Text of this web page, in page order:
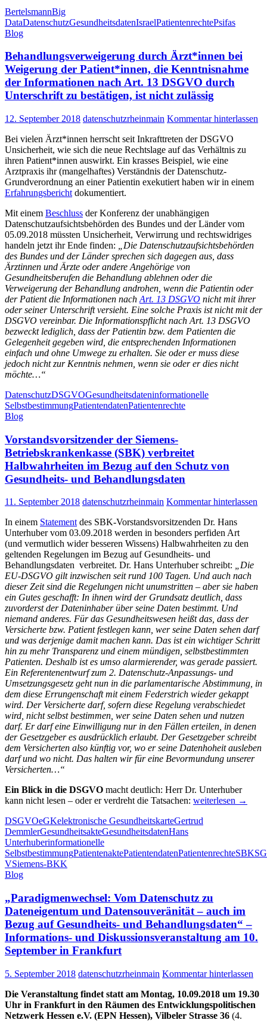
Gesundheitswesen:
ein
Vorbild
sein?
Bertelsmann
sagt
BertelsmannBig
DataDatenschutzGesundheitsdatenIsraelPatientenrechtePsifas
Blog
Behandlungsverweigerung durch Ärzt*innen bei
Weigerung der Patient*innen, die Kenntnisnahme
der Informationen nach Art. 13 DSGVO durch
Unterschrift zu bestätigen, ist nicht zulässig
12. September 2018 datenschutzrheinmain Kommentar hinterlassen
Bei vielen Ärzt*innen herrscht seit Inkrafttreten der DSGVO
Unsicherheit, wie sich die neue Rechtslage auf das Verhältnis zu
ihren Patient*innen auswirkt. Ein krasses Beispiel, wie eine
Arztpraxis ihr (mangelhaftes) Verständnis der Datenschutz-
Grundverordnung an einer Patientin exekutiert haben wir in einem
Erfahrungsbericht dokumentiert.
Mit einem Beschluss der Konferenz der unabhängigen
Datenschutzaufsichtsbehörden des Bundes und der Länder vom
05.09.2018 müssten Unsicherheit, Verwirrung und rechtswidriges
handeln jetzt ihr Ende finden:
„Die Datenschutzaufsichtsbehörden
des Bundes und der Länder sprechen sich dagegen aus, dass
Ärztinnen und Ärzte oder andere Angehörige von
Gesundheitsberufen die Behandlung ablehnen oder die
Verweigerung der Behandlung androhen, wenn die Patientin oder
der Patient die Informationen nach Art. 13 DSGVO nicht mit ihrer
oder seiner Unterschrift versieht. Eine solche Praxis ist nicht mit der
DSGVO vereinbar. Die Informationspflicht nach Art. 13 DSGVO
bezweckt lediglich, dass der Patientin bzw. dem Patienten die
Gelegenheit gegeben wird, die entsprechenden Informationen
einfach und ohne Umwege zu erhalten. Sie oder er muss diese
jedoch nicht zur Kenntnis nehmen, wenn sie oder er dies nicht
möchte…“
DatenschutzDSGVOGesundheitsdateninformationelle
SelbstbestimmungPatientendatenPatientenrechte
Blog
Vorstandsvorsitzender der Siemens-
Betriebskrankenkasse (SBK) verbreitet
Halbwahrheiten im Bezug auf den Schutz von
Gesundheits- und Behandlungsdaten
11. September 2018 datenschutzrheinmain Kommentar hinterlassen
In einem Statementdes SBK-Vorstandsvorsitzenden Dr. Hans
Unterhuber vom 03.09.2018 werden in besonders perfiden Art
(und vermutlich wider besseren Wissens) Halbwahrheiten zu den
geltenden Regelungen im Bezug auf Gesundheits- und
Behandlungsdaten verbreitet. Dr. Hans Unterhuber schreibt: „Die
EU-DSGVO gilt inzwischen seit rund 100 Tagen. Und auch nach
dieser Zeit sind die Regelungen nicht unumstritten – aber sie haben
ein Gutes geschafft: In ihnen wird der Grundsatz deutlich, dass
zuvorderst der Dateninhaber über seine Daten bestimmt. Und
niemand anderes. Für das Gesundheitswesen heißt das, dass der
Versicherte bzw. Patient festlegen kann, wer seine Daten sehen darf
und was derjenige damit machen kann. Das ist ein wichtiger Schritt
hin zu mehr Transparenz und einem mündigen, selbstbestimmten
Patienten. Deshalb ist es umso alarmierender, was gerade passiert.
Ein Referentenentwurf zum 2. Datenschutz-Anpassungs- und
Umsetzungsgesetz geht nun in die parlamentarische Abstimmung, in
dem diese Errungenschaft mit einem Federstrich wieder gekappt
wird. Der Versicherte darf, sofern diese Regelung verabschiedet
wird, nicht selbst bestimmen, wer seine Daten sehen und nutzen
darf. Er darf eine Einwilligung nur in den Fällen erteilen, in denen
der Gesetzgeber es ausdrücklich erlaubt. Der Gesetzgeber schreibt
dem Versicherten also künftig vor, wo er seine Datenhoheit ausleben
darf und wo nicht. Das halten wir für eine Bevormundung unserer
Versicherten…“
Ein Blick in die DSGVO macht deutlich: Herr Dr. Unterhuber
kann nicht lesen – oder er verdreht die Tatsachen:
Siemens-
verbreitet
auf
den
Schutz
von
Gesundheits-
weiterlesen →
DSGVOeGKelektronische GesundheitskarteGertrud
DemmlerGesundheitsakteGesundheitsdatenHans
Unterhuberinformationelle
SelbstbestimmungPatientenaktePatientendatenPatientenrechteSBK
VSiemens-BKK
Blog
„Paradigmenwechsel: Vom Datenschutz zu
Dateneigentum und Datensouveränität – auch im
Bezug auf Gesundheits- und Behandlungsdaten“ –
Informations- und Diskussionsveranstaltung am 10.
September in Frankfurt
5. September 2018 datenschutzrheinmain Kommentar hinterlassen
Die Veranstaltung findet statt am Montag, 10.09.2018 um 19.30
Uhr in Frankfurt in den Räumen des Entwicklungspolitischen
Netzwerk Hessen e.V. (EPN Hessen), Vilbeler Strasse 36 (4.